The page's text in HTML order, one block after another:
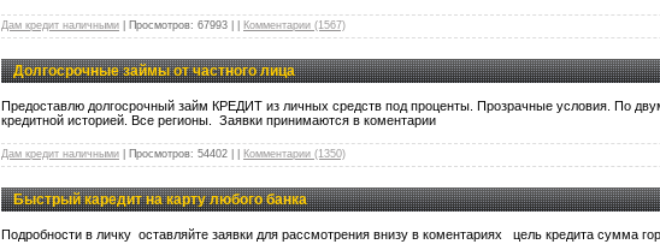
Дам кредит наличными Просмотров: 67993 Комментарии (1567)
Долгосрочные займы от частного лица
Предоставлю долгосрочный займ КРЕДИТ из личных средств под проценты. Прозрачные условия. По
кредитной историей. Все регионы. Заявки принимаются в коментарии
Дам кредит наличными Просмотров: 54402 Комментарии (1350)
Быстрый каредит на карту любого банка
Подробности в личку оставляйте заявки для рассмотрения внизу в коментариях цель кредита сумма